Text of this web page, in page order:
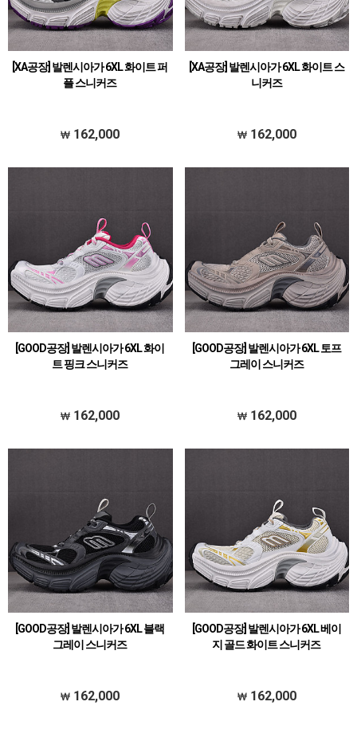
[XA공장] 발렌시아가 6XL 화이트 퍼
플 스니커즈
162,000
[XA공장] 발렌시아가 6XL 화이트 스
니커즈
162,000
[GOOD공장] 발렌시아가 6XL 화이
트 핑크 스니커즈
162,000
[GOOD공장] 발렌시아가 6XL 토프
그레이 스니커즈
162,000
[GOOD공장] 발렌시아가 6XL 블랙
그레이 스니커즈
162,000
[GOOD공장] 발렌시아가 6XL 베이
지 골드 화이트 스니커즈
162,000